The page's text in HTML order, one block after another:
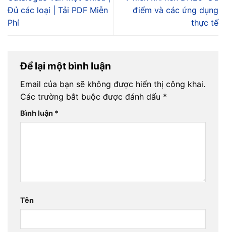
Đủ các loại | Tải PDF Miễn
Phí
điểm và các ứng dụng
thực tế
Để lại một bình luận
Email của bạn sẽ không được hiển thị công khai.
Các trường bắt buộc được đánh dấu *
Bình luận *
Tên